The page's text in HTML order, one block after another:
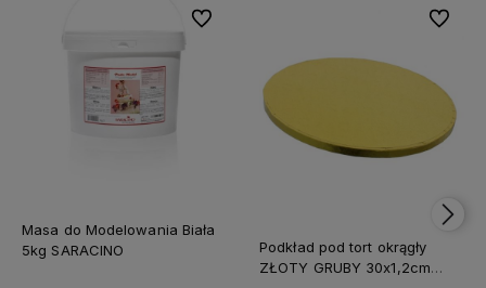
Masa do Modelowania Biała
5kg SARACINO
Do ulubionych
Podkład pod tort okrągły
ZŁOTY GRUBY 30x1,2cm
Do